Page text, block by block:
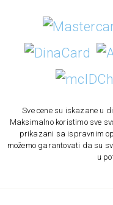
Sve cene su iskazane u
Maksimalno koristimo sve
prikazani sa ispravnim
možemo garantovati da su
u